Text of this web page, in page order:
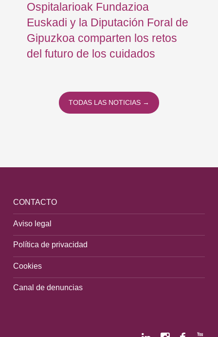
Ospitalarioak Fundazioa
Euskadi y la Diputación Foral de
Gipuzkoa comparten los retos
del futuro de los cuidados
TODAS LAS NOTICIAS →
CONTACTO
Aviso legal
Política de privacidad
Cookies
Canal de denuncias